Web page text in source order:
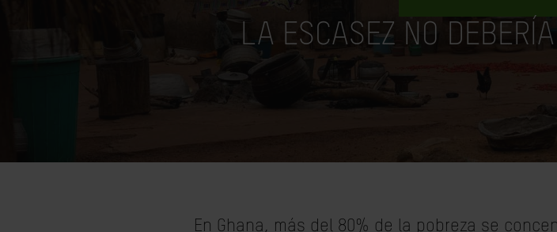
LA ESCASEZ NO
En Ghana, más del 80% de la pobreza se